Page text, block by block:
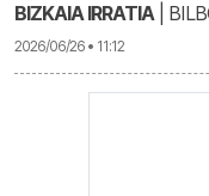
BIZKAIA IRRATIA|
2026/06/26 • 11:12